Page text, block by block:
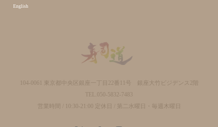
English
104-0061 東京都中央区銀座一丁目22番11号 銀座大竹ビジデンス2階
TEL.050-5832-7483
営業時間 / 10:30-21:00 定休日 / 第二水曜日・毎週木曜日